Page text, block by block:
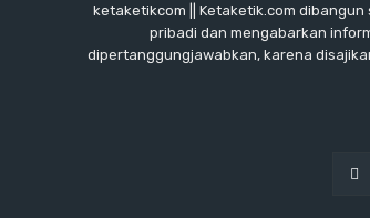
ketaketikcom || Ketaketik.com
pribadi dan mengabarkan
dipertanggungjawabkan, karena